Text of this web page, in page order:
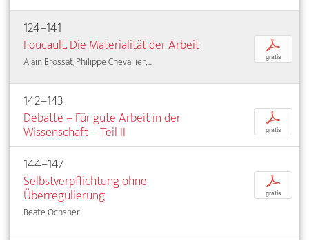
124–141
Foucault. Die Materialität der Arbeit
Alain Brossat, Philippe Chevallier, ...
p
gratis
142–143
Debatte – Für gute Arbeit in der
Wissenschaft – Teil II
p
gratis
144–147
Selbstverpflichtung ohne
Überregulierung
Beate Ochsner
p
gratis